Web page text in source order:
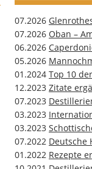
07.2026
07.2026 Oban –
06.2026
05.2026
01.2024 Top 10
12.2023 Zitate
07.2023
03.2023
03.2023
07.2022 Deutsche
01.2022 Rezepte